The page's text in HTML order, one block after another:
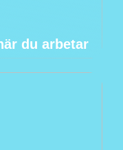
du arbetar